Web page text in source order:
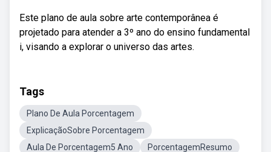
Este plano de aula sobre arte contemporânea é
projetado para atender a 3º ano do ensino fundamental
i, visando a explorar o universo das artes.
Tags
Plano De Aula Porcentagem
ExplicaçãoSobre Porcentagem
Aula De Porcentagem5 Ano
PorcentagemResumo